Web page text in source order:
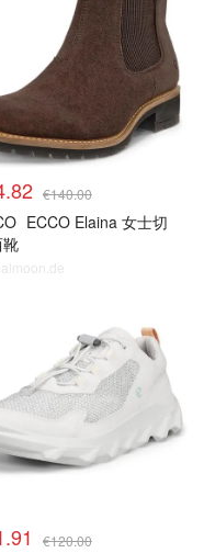
€140.00
ECCO Elaina 女士切
€120.00